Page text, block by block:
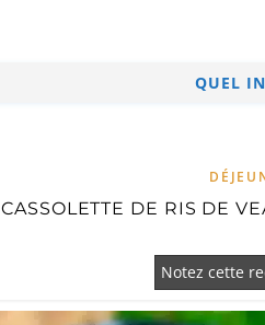
QUEL
CASSOLETTE DE RIS DE
Notez cette